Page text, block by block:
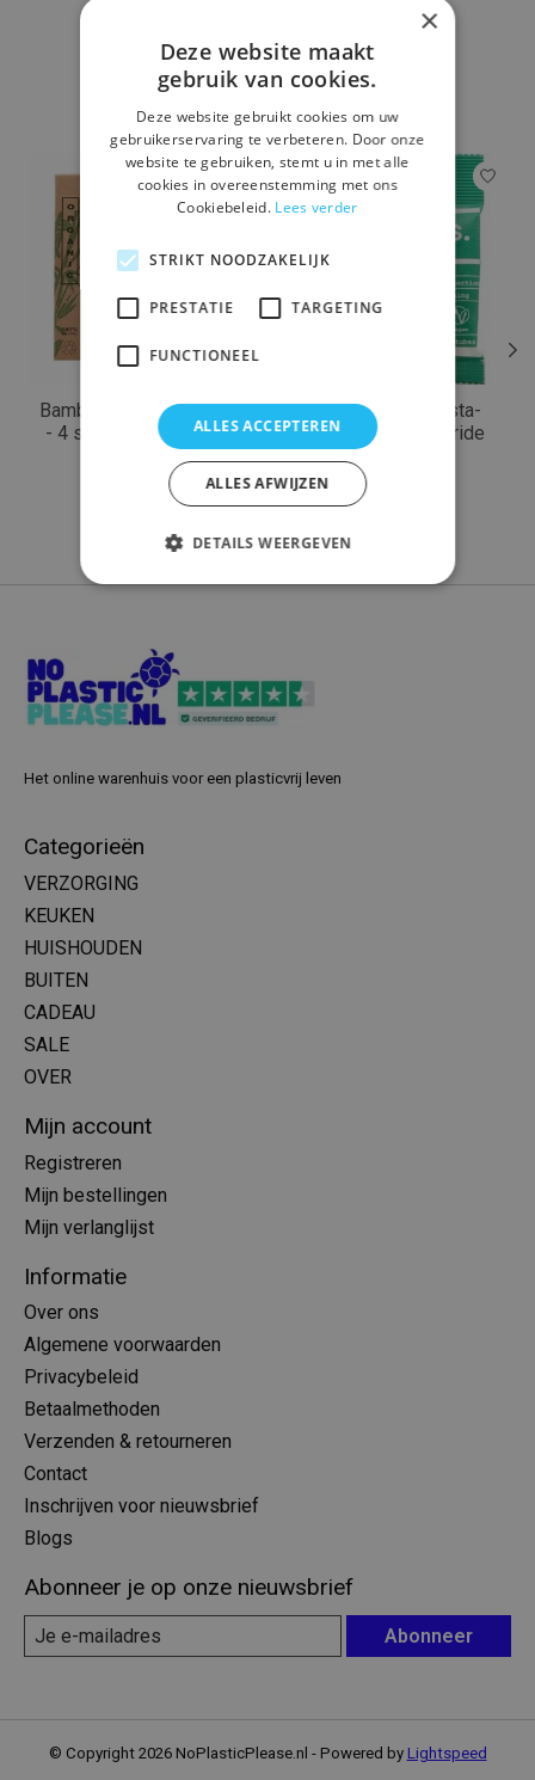
Dit vind je misschien ook leuk
Items van productcarrousel
Bamboe tandenborstels
- 4 stuks soft/medium
Denttabs tandpasta-
tabletten met fluoride
(125 stuks)
Het online warenhuis voor een plasticvrij leven
Categorieën
VERZORGING
KEUKEN
HUISHOUDEN
BUITEN
CADEAU
SALE
OVER
Mijn account
Registreren
Mijn bestellingen
Mijn verlanglijst
Informatie
Over ons
Algemene voorwaarden
Privacybeleid
Betaalmethoden
Verzenden & retourneren
Contact
Inschrijven voor nieuwsbrief
Blogs
Abonneer je op onze nieuwsbrief
Abonneer
© Copyright 2026 NoPlasticPlease.nl - Powered by Lightspeed
×
Deze website maakt
gebruik van cookies.
Deze website gebruikt cookies om uw
gebruikerservaring te verbeteren. Door onze
website te gebruiken, stemt u in met alle
cookies in overeenstemming met ons
Cookiebeleid. Lees verder
STRIKT NOODZAKELIJK
PRESTATIE TARGETING
FUNCTIONEEL
ALLES ACCEPTEREN
ALLES AFWIJZEN
DETAILS WEERGEVEN